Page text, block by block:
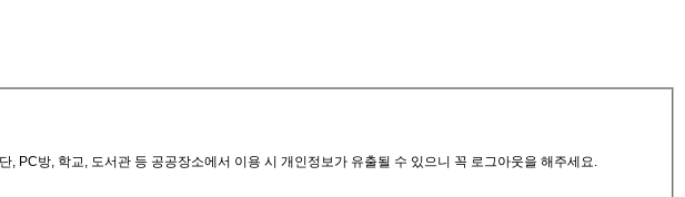
PC방, 학교, 도서관 등 공공장소에서 이용 시 개인정보가 유출될 수 있으니 꼭 로그아웃을 해주세요.